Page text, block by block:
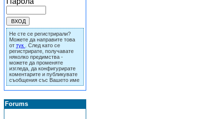
Не сте се регистрирали?
Можете да направите това
от тук
. След като се
регистрирате, получавате
няколко предимства -
можете да променяте
изгледа, да конфигурирате
коментарите и публикувате
съобщения със Вашето име
Forums